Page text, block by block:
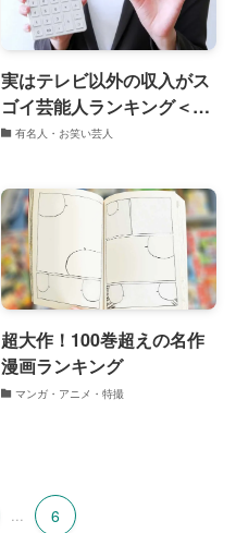
実はテレビ以外の収入がス
ゴイ芸能人ランキング＜実
業家・副業＞
有名人・お笑い芸人
超大作！100巻超えの名作
漫画ランキング
マンガ・アニメ・特撮
... 6